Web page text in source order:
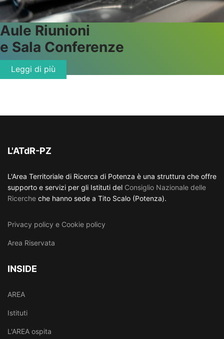
Aule Riunioni
e Sala Conferenze
Leggi di più
L'ATdR-PZ
L'Area Territoriale di Ricerca di Potenza è una struttura che offre
supporto e servizi per gli Istituti del Consiglio Nazionale delle
Ricerche che hanno sede a Tito Scalo (Potenza).
Privacy policy e Cookie policy
Area Riservata
INSIDE
AREA
Istituti
L'AREA ospita